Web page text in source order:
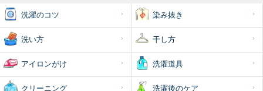
洗濯のコツ 染み抜き
洗い方 干し方
アイロンがけ 洗濯道具
クリーニング 洗濯後のケア